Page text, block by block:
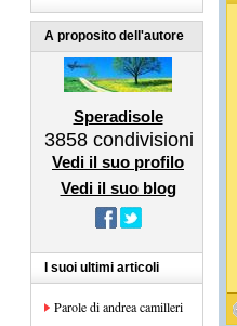
A proposito dell'autore
Speradisole
3858 condivisioni
Vedi il suo profilo
Vedi il suo blog
I suoi ultimi articoli
Parole di andrea camilleri